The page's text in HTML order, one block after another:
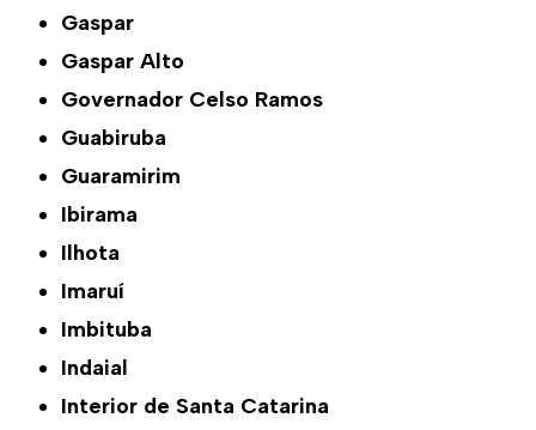
Gaspar
Gaspar Alto
Governador Celso Ramos
Guabiruba
Guaramirim
Ibirama
Ilhota
Imaruí
Imbituba
Indaial
Interior de Santa Catarina